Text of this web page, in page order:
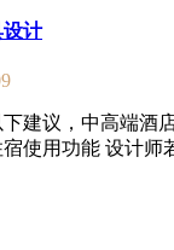
计
建议，中高端酒
使用功能 设计师